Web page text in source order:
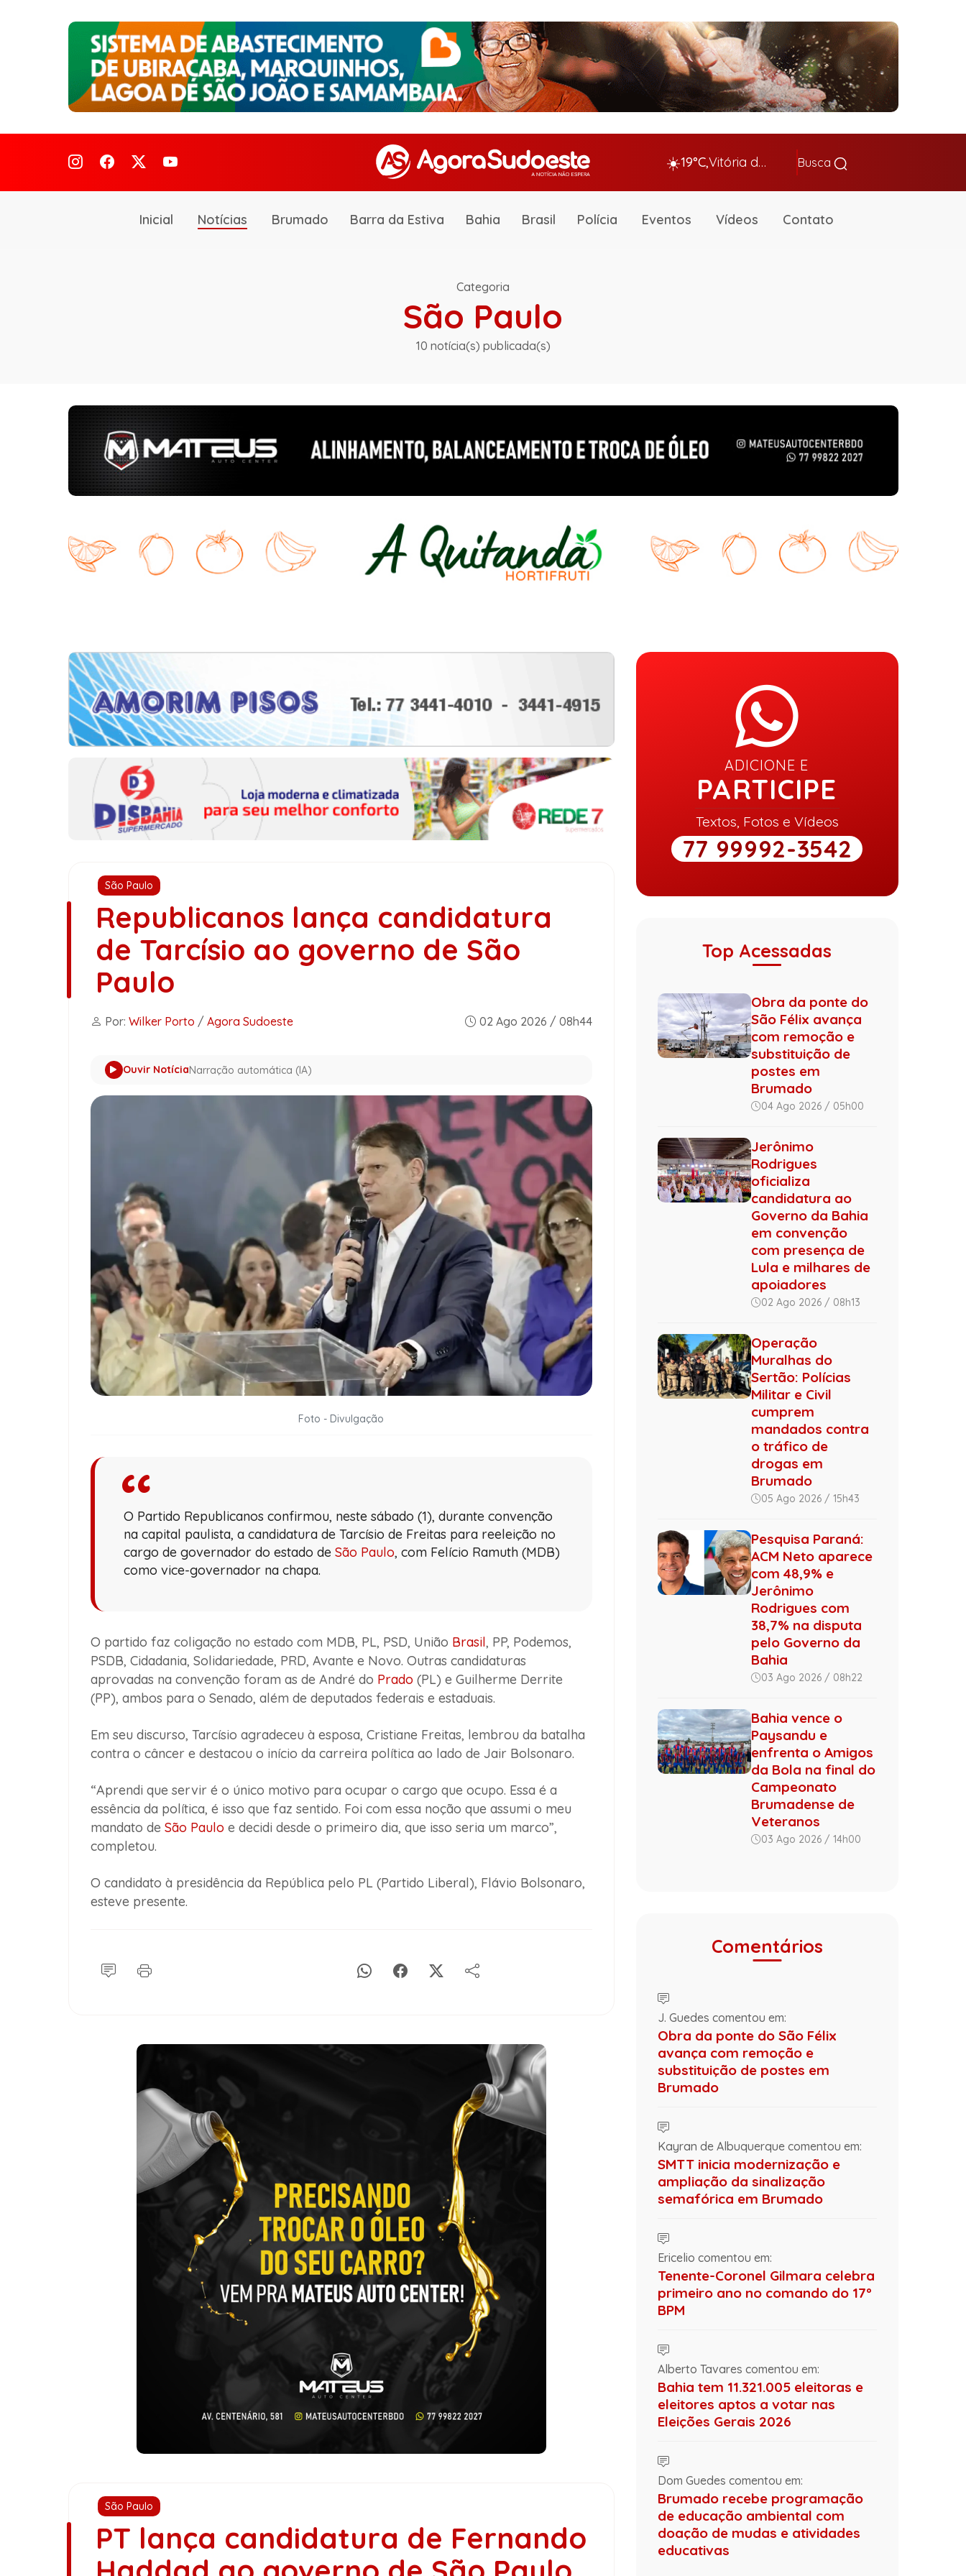
☀️19°C, Vitória da Conq… Busca
Inicial Notícias Brumado Barra da Estiva Bahia Brasil Polícia Eventos Vídeos Contato
Categoria
São Paulo
10 notícia(s) publicada(s)
São Paulo
Republicanos lança candidatura
de Tarcísio ao governo de São
Paulo
Por: Wilker Porto / Agora Sudoeste 02 Ago 2026 / 08h44
Ouvir NotíciaNarração automática (IA)
Foto - Divulgação
O Partido Republicanos confirmou, neste sábado (1), durante convenção
na capital paulista, a candidatura de Tarcísio de Freitas para reeleição no
cargo de governador do estado de São Paulo, com Felício Ramuth (MDB)
como vice-governador na chapa.
O partido faz coligação no estado com MDB, PL, PSD, União Brasil, PP, Podemos,
PSDB, Cidadania, Solidariedade, PRD, Avante e Novo. Outras candidaturas
aprovadas na convenção foram as de André do Prado (PL) e Guilherme Derrite
(PP), ambos para o Senado, além de deputados federais e estaduais.
Em seu discurso, Tarcísio agradeceu à esposa, Cristiane Freitas, lembrou da batalha
contra o câncer e destacou o início da carreira política ao lado de Jair Bolsonaro.
“Aprendi que servir é o único motivo para ocupar o cargo que ocupo. Essa é a
essência da política, é isso que faz sentido. Foi com essa noção que assumi o meu
mandato de São Paulo e decidi desde o primeiro dia, que isso seria um marco”,
completou.
O candidato à presidência da República pelo PL (Partido Liberal), Flávio Bolsonaro,
esteve presente.
São Paulo
PT lança candidatura de Fernando
ADICIONE E
PARTICIPE
Textos, Fotos e Vídeos
77 99992-3542
Top Acessadas
Obra da ponte do
São Félix avança
com remoção e
substituição de
postes em
Brumado
04 Ago 2026 / 05h00
Jerônimo
Rodrigues
oficializa
candidatura ao
Governo da Bahia
em convenção
com presença de
Lula e milhares de
apoiadores
02 Ago 2026 / 08h13
Operação
Muralhas do
Sertão: Polícias
Militar e Civil
cumprem
mandados contra
o tráfico de
drogas em
Brumado
05 Ago 2026 / 15h43
Pesquisa Paraná:
ACM Neto aparece
com 48,9% e
Jerônimo
Rodrigues com
38,7% na disputa
pelo Governo da
Bahia
03 Ago 2026 / 08h22
Bahia vence o
Paysandu e
enfrenta o Amigos
da Bola na final do
Campeonato
Brumadense de
Veteranos
03 Ago 2026 / 14h00
Comentários
J. Guedes comentou em:
Obra da ponte do São Félix
avança com remoção e
substituição de postes em
Brumado
Kayran de Albuquerque comentou em:
SMTT inicia modernização e
ampliação da sinalização
semafórica em Brumado
Ericelio comentou em:
Tenente-Coronel Gilmara celebra
primeiro ano no comando do 17º
BPM
Alberto Tavares comentou em:
Bahia tem 11.321.005 eleitoras e
eleitores aptos a votar nas
Eleições Gerais 2026
Dom Guedes comentou em:
Brumado recebe programação
de educação ambiental com
doação de mudas e atividades
educativas